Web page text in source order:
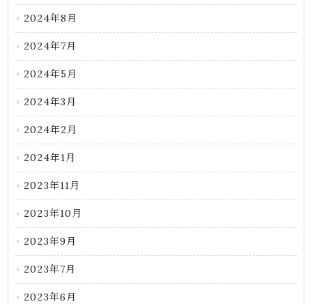
2024年8月
2024年7月
2024年5月
2024年3月
2024年2月
2024年1月
2023年11月
2023年10月
2023年9月
2023年7月
2023年6月